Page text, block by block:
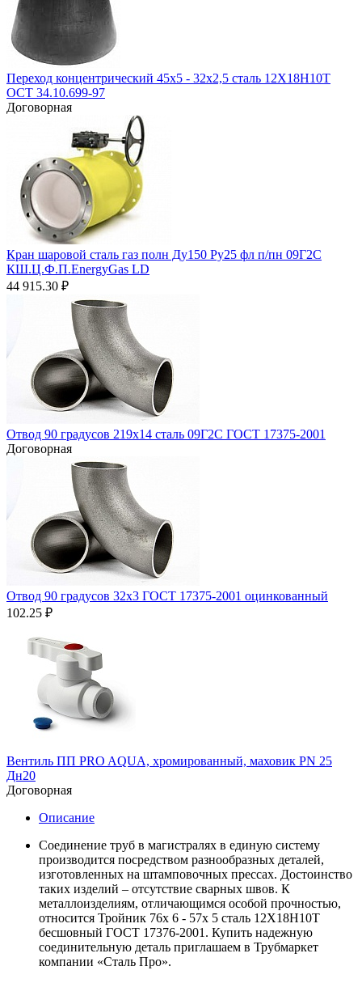
Переход концентрический 45х5 - 32х2,5 сталь 12Х18Н10Т
ОСТ 34.10.699-97
Договорная
Кран шаровой сталь газ полн Ду150 Ру25 фл п/пн 09Г2С
КШ.Ц.Ф.П.EnergyGas LD
44 915.30 ₽
Отвод 90 градусов 219х14 сталь 09Г2С ГОСТ 17375-2001
Договорная
Отвод 90 градусов 32х3 ГОСТ 17375-2001 оцинкованный
102.25 ₽
Вентиль ПП PRO AQUA, хромированный, маховик PN 25
Дн20
Договорная
Описание
Соединение труб в магистралях в единую систему
производится посредством разнообразных деталей,
изготовленных на штамповочных прессах. Достоинство
таких изделий – отсутствие сварных швов. К
металлоизделиям, отличающимся особой прочностью,
относится Тройник 76х 6 - 57х 5 сталь 12Х18Н10Т
бесшовный ГОСТ 17376-2001. Купить надежную
соединительную деталь приглашаем в Трубмаркет
компании «Сталь Про».